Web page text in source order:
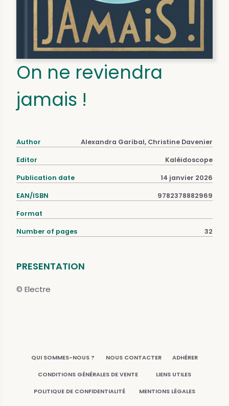
On ne reviendra
jamais !
Author Alexandra Garibal, Christine Davenier
Editor Kaléidoscope
Publication date 14 janvier 2026
EAN/ISBN 9782378882969
Format
Number of pages 32
PRESENTATION
© Electre
QUI SOMMES-NOUS ? NOUS CONTACTER ADHÉRER
CONDITIONS GÉNÉRALES DE VENTE LIENS UTILES
POLITIQUE DE CONFIDENTIALITÉ MENTIONS LÉGALES